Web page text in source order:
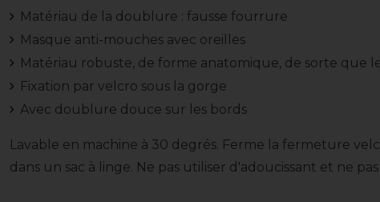
Matériau de la doublure : fausse fourrure
Masque anti-mouches avec oreilles
Matériau robuste, de forme anatomique, de sorte que
Fixation par velcro sous la gorge
Avec doublure douce sur les bords
Lavable en machine à 30 degrés. Ferme la fermeture
dans un sac à linge. Ne pas utiliser d'adoucissant et ne